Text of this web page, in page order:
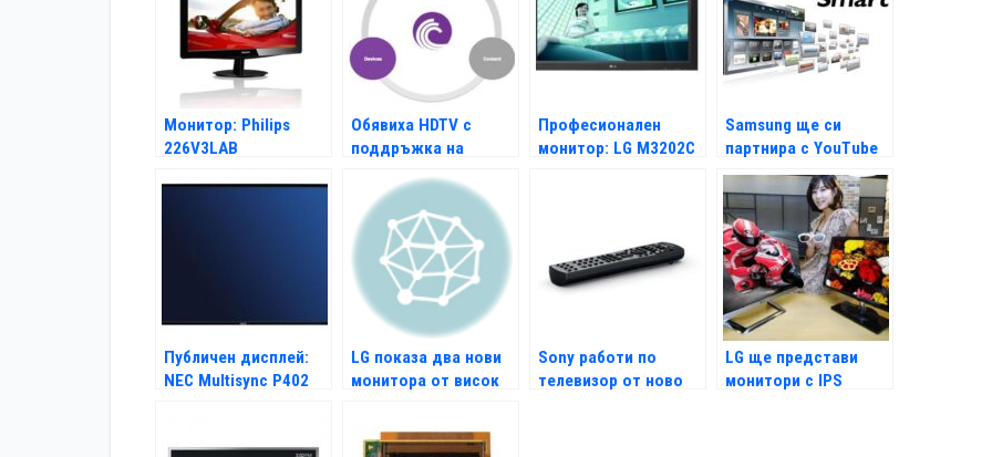
Монитор: Philips
226V3LAB
Обявиха HDTV с
поддръжка на
Професионален
монитор: LG M3202C
Samsung ще си
партнира с YouTube
Публичен дисплей:
NEC Multisync P402
LG показа два нови
монитора от висок
Sony работи по
телевизор от ново
LG ще представи
монитори с IPS